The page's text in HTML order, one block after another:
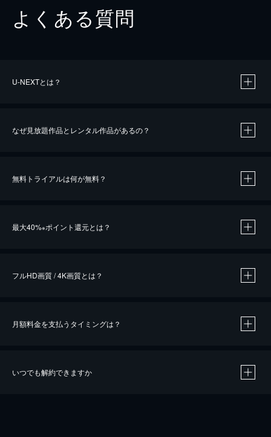
よくある質問
U-NEXTとは？
なぜ見放題作品とレンタル作品があるの？
無料トライアルは何が無料？
最大40%※ポイント還元とは？
※40％ポイント還元の対象は、クレジットカード決済による作品の購入 / レンタルです。
iOSアプリのUコイン決済による作品の購入 / レンタルは、20％のポイント還元です。
フルHD画質 / 4K画質とは？
月額料金を支払うタイミングは？
いつでも解約できますか